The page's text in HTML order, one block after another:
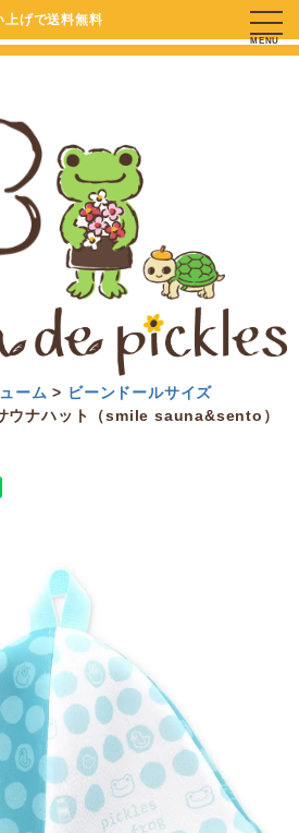
げで送料無料
MENU
ーム
ビーンドールサイズ
ウナハット（smile sauna&sento）